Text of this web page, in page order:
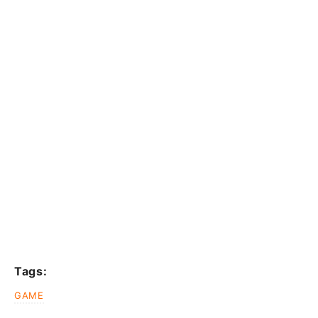
Tags:
GAME